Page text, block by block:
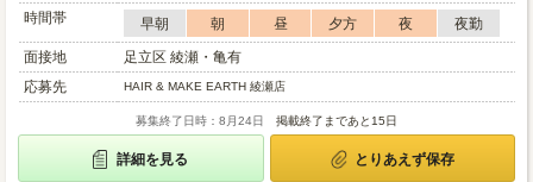
時間帯
早朝 朝 昼 夕方 夜
夜勤
面接地
足立区 綾瀬・亀有
応募先
HAIR & MAKE EARTH 綾瀬店
募集終了日時：8月24日 掲載終了まであと15日
詳細を見る とりあえず保存